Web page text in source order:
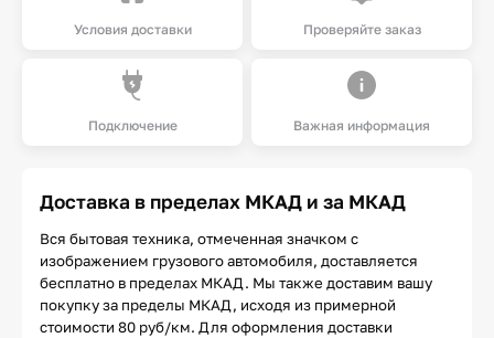
Условия доставки Проверяйте заказ
Подключение Важная информация
Доставка в пределах МКАД и за МКАД
Вся бытовая техника, отмеченная значком с
изображением грузового автомобиля, доставляется
бесплатно в пределах МКАД. Мы также доставим вашу
покупку за пределы МКАД, исходя из примерной
стоимости 80 руб/км. Для оформления доставки